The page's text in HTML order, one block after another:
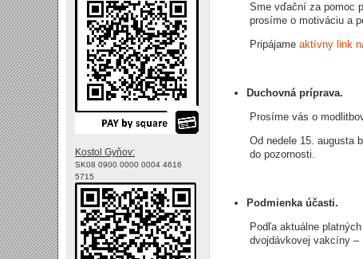
Sme vďační za pomoc
prosíme o motiváciu a
Pripájame aktívny link
Duchovná príprava.
Prosíme vás o
Od nedele 15. augusta
do pozornosti.
Podmienka účasti.
Podľa aktuálne
dvojdávkovej vakcíny –
Kostol Gyňov:
SK08 0900 0000 0004 4616
5715